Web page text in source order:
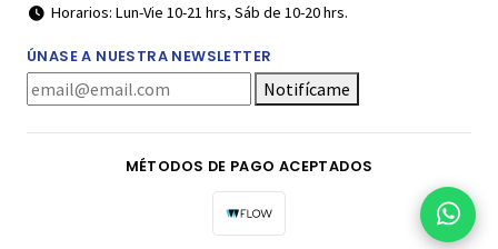
Horarios: Lun-Vie 10-21 hrs, Sáb de 10-20 hrs.
ÚNASE A NUESTRA NEWSLETTER
Notifícame
MÉTODOS DE PAGO ACEPTADOS